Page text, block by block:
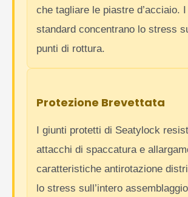
che tagliare le piastre d’acciaio.
standard concentrano lo stress
punti di rottura.
Protezione Brevettata
I giunti protetti di Seatylock
attacchi di spaccatura e
caratteristiche antirotazione
lo stress sull’intero